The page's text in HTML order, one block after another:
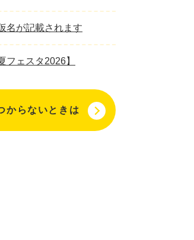
名が記載されます
フェスタ2026】
からないときは